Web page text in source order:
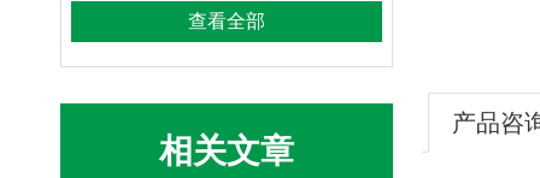
查看全部
相关文章
产品咨